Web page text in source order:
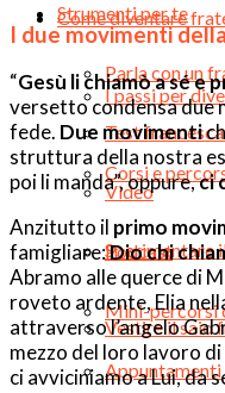
Strumenti per te
Parla con un
Test
Video
Podcast
Mini-percorsi
Appuntamenti
Come diventare
I passi per
Corsi e
Sperimentare
Vestire il saio
I due movimenti
“Gesù li chiamò a sé e
versetto condensa due
fede. Due movimenti
struttura della nostra
poi li manda”, oppure,ci
Anzitutto il primo
famigliare:Dio chi
Abramo alle querce di
roveto ardente, Elia
attraverso l’angelo
mezzo del loro lavoro
ci avviciniamo a Lui, da